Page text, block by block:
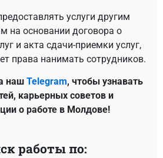
услуги другим
на основании договора о
и акта сдачи-приемки услуг,
права нанимать сотрудников.
наш Telegram, чтобы узнавать
карьерных советов и
о работе в Молдове!
работы по: